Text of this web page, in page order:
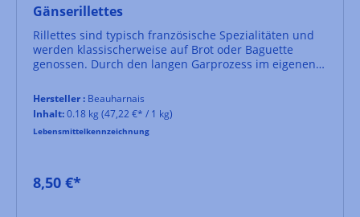
Gänserillettes
Rillettes sind typisch französische Spezialitäten und
werden klassischerweise auf Brot oder Baguette
genossen. Durch den langen Garprozess im eigenen
holprige deutsche Bezeichnung "Schmalzfleisch".
Hersteller : Beauharnais
Inhalt:0.18 kg (47,22 €* / 1 kg)
Lebensmittelkennzeichnung
8,50 €*